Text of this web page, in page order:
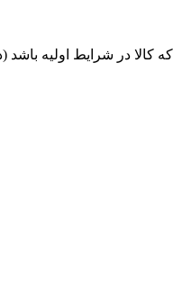
در شرایط اولیه باشد